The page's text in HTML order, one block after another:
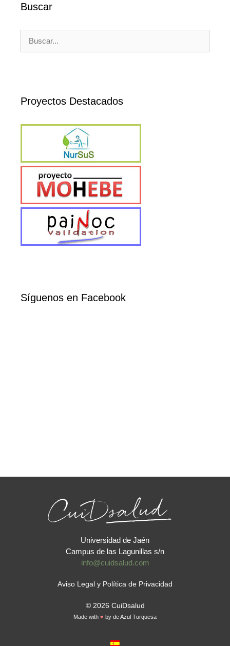
Buscar
Proyectos Destacados
Síguenos en Facebook
Universidad de Jaén
Campus de las Lagunillas s/n
info@cuidsalud.com
Aviso Legal y Política de Privacidad
© 2026 CuiDsalud
Made with ♥ by de Azul Turquesa